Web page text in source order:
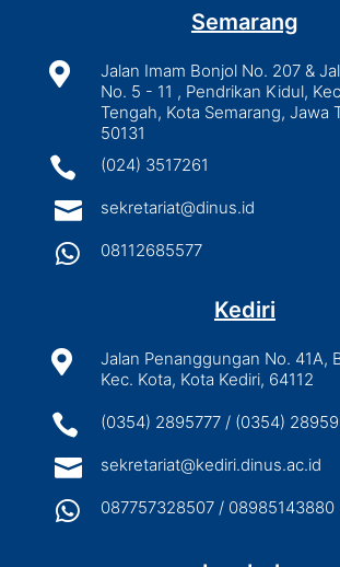
Semarang

Jalan Imam Bonjol No. 207 &
No. 5 - 11 , Pendrikan Kidul,
Tengah, Kota Semarang, Jawa
50131
 (024) 3517261
 sekretariat@dinus.id
 08112685577
Kediri

Jalan Penanggungan No. 41A,
Kec. Kota, Kota Kediri, 64112
 (0354) 2895777 / (0354)
 sekretariat@kediri.dinus.ac.id
 087757328507 / 08985143880